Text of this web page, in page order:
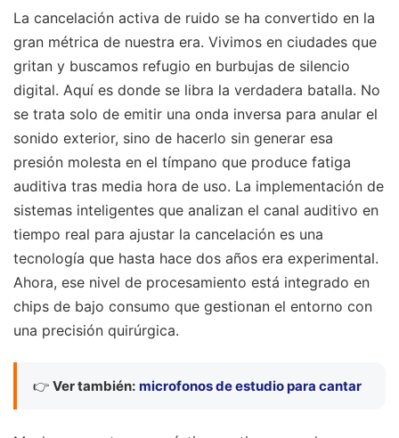
La cancelación activa de ruido se ha convertido en la
gran métrica de nuestra era. Vivimos en ciudades que
gritan y buscamos refugio en burbujas de silencio
digital. Aquí es donde se libra la verdadera batalla. No
se trata solo de emitir una onda inversa para anular el
sonido exterior, sino de hacerlo sin generar esa
presión molesta en el tímpano que produce fatiga
auditiva tras media hora de uso. La implementación de
sistemas inteligentes que analizan el canal auditivo en
tiempo real para ajustar la cancelación es una
tecnología que hasta hace dos años era experimental.
Ahora, ese nivel de procesamiento está integrado en
chips de bajo consumo que gestionan el entorno con
una precisión quirúrgica.
👉 Ver también: microfonos de estudio para cantar